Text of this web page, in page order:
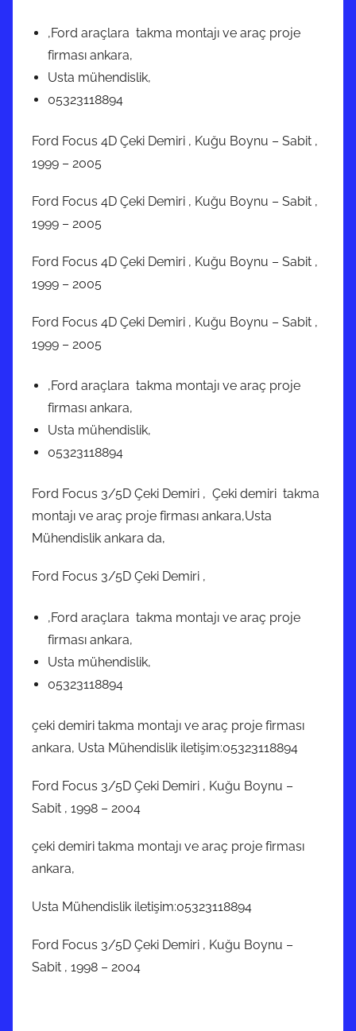
,Ford araçlara takma montajı ve araç proje
firması ankara,
Usta mühendislik,
05323118894
Ford Focus 4D Çeki Demiri , Kuğu Boynu – Sabit ,
1999 – 2005
Ford Focus 4D Çeki Demiri , Kuğu Boynu – Sabit ,
1999 – 2005
Ford Focus 4D Çeki Demiri , Kuğu Boynu – Sabit ,
1999 – 2005
Ford Focus 4D Çeki Demiri , Kuğu Boynu – Sabit ,
1999 – 2005
,Ford araçlara takma montajı ve araç proje
firması ankara,
Usta mühendislik,
05323118894
Ford Focus 3/5D Çeki Demiri , Çeki demiri takma
montajı ve araç proje firması ankara,Usta
Mühendislik ankara da,
Ford Focus 3/5D Çeki Demiri ,
,Ford araçlara takma montajı ve araç proje
firması ankara,
Usta mühendislik,
05323118894
çeki demiri takma montajı ve araç proje firması
ankara, Usta Mühendislik iletişim:05323118894
Ford Focus 3/5D Çeki Demiri , Kuğu Boynu –
Sabit , 1998 – 2004
çeki demiri takma montajı ve araç proje firması
ankara,
Usta Mühendislik iletişim:05323118894
Ford Focus 3/5D Çeki Demiri , Kuğu Boynu –
Sabit , 1998 – 2004